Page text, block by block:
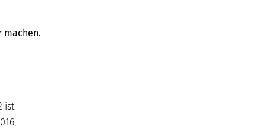
machen.
ist